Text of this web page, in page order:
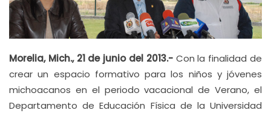
Morelia, Mich., 21 de junio del 2013.- Con la finalidad de
crear un espacio formativo para los niños y jóvenes
michoacanos en el periodo vacacional de Verano, el
Departamento de Educación Física de la Universidad